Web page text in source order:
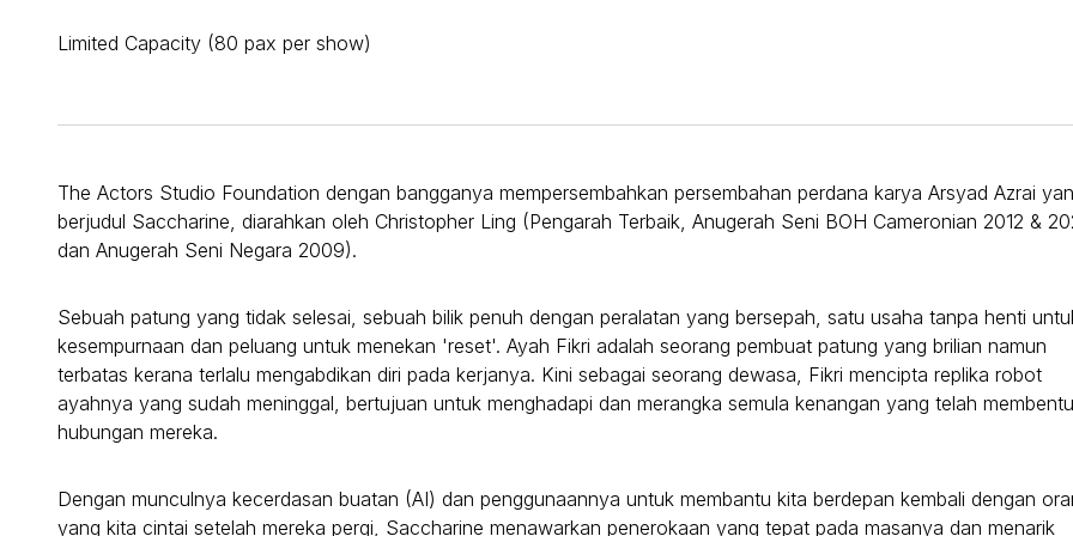
Limited Capacity (80 pax per show)
The Actors Studio Foundation dengan bangganya mempersembahkan persembahan perdana karya Arsyad Azrai
berjudul Saccharine, diarahkan oleh Christopher Ling (Pengarah Terbaik, Anugerah Seni BOH Cameronian 2012 &
dan Anugerah Seni Negara 2009).
Sebuah patung yang tidak selesai, sebuah bilik penuh dengan peralatan yang bersepah, satu usaha tanpa henti
kesempurnaan dan peluang untuk menekan 'reset'. Ayah Fikri adalah seorang pembuat patung yang brilian namun
terbatas kerana terlalu mengabdikan diri pada kerjanya. Kini sebagai seorang dewasa, Fikri mencipta replika robot
ayahnya yang sudah meninggal, bertujuan untuk menghadapi dan merangka semula kenangan yang telah
hubungan mereka.
Dengan munculnya kecerdasan buatan (AI) dan penggunaannya untuk membantu kita berdepan kembali dengan
yang kita cintai setelah mereka pergi, Saccharine menawarkan penerokaan yang tepat pada masanya dan menarik